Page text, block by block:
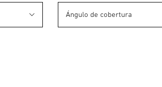
Ángulo de cobertura